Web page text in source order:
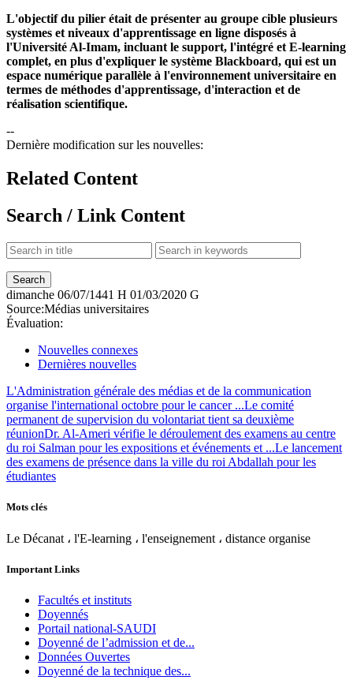
L'objectif du pilier était de présenter au groupe cible plusieurs
systèmes et niveaux d'apprentissage en ligne disposés à
l'Université Al-Imam, incluant le support, l'intégré et E-learning
complet, en plus d'expliquer le système Blackboard, qui est un
espace numérique parallèle à l'environnement universitaire en
termes de méthodes d'apprentissage, d'interaction et de
réalisation scientifique.
--
Dernière modification sur les nouvelles:
Related Content
Search / Link Content
dimanche 06/07/1441 H 01/03/2020 G
Source:Médias universitaires
Évaluation:
Nouvelles connexes
Dernières nouvelles
L'Administration générale des médias et de la communication
organise l'international octobre pour le cancer ...Le comité
permanent de supervision du volontariat tient sa deuxième
réunionDr. Al-Ameri vérifie le déroulement des examens au centre
du roi Salman pour les expositions et événements et ...Le lancement
des examens de présence dans la ville du roi Abdallah pour les
étudiantes
Mots clés
Le Décanat ، l'E-learning ، l'enseignement ، distance organise
Important Links
Facultés et instituts
Doyennés
Portail national-SAUDI
Doyenné de l’admission et de...
Données Ouvertes
Doyenné de la technique des...